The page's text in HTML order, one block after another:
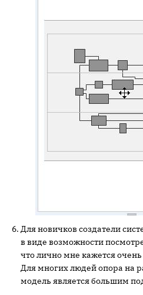
Для новичков создатели
в виде возможности
что лично мне кажется
Для многих людей опора на
модель является большим